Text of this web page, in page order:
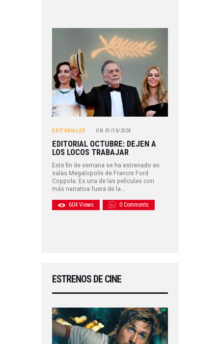
EDITORIALES ON 01/10/2024
EDITORIAL OCTUBRE: DEJEN A
LOS LOCOS TRABAJAR
Este fin de semana se ha estrenado en
salas Megalopolis de Francis Ford
Coppola. Es una de las películas con
más narrativa fuera de la…
604 Views 0 Comments
ESTRENOS DE CINE